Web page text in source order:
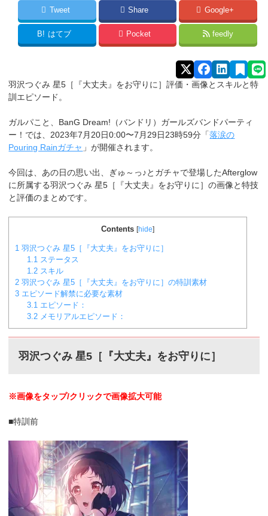
Tweet Share Google+
B! はてブ Pocket feedly
羽沢つぐみ 星5［『大丈夫』をお守りに］評価・画像とスキルと特
訓エピソード。
ガルパこと、BanG Dream!（バンドリ）ガールズバンドパーティ
ー！では、2023年7月20日0:00〜7月29日23時59分「落涙の
Pouring Rainガチャ 」が開催されます。
今回は、あの日の思い出、ぎゅ～っ♪とガチャで登場したAfterglow
に所属する羽沢つぐみ 星5［『大丈夫』をお守りに］の画像と特技
と評価のまとめです。
Contents [hide]
1 羽沢つぐみ 星5［『大丈夫』をお守りに］
1.1 ステータス
1.2 スキル
2 羽沢つぐみ 星5［『大丈夫』をお守りに］の特訓素材
3 エピソード解禁に必要な素材
3.1 エピソード：
3.2 メモリアルエピソード：
羽沢つぐみ 星5［『大丈夫』をお守りに］
※画像をタップ/クリックで画像拡大可能
■特訓前